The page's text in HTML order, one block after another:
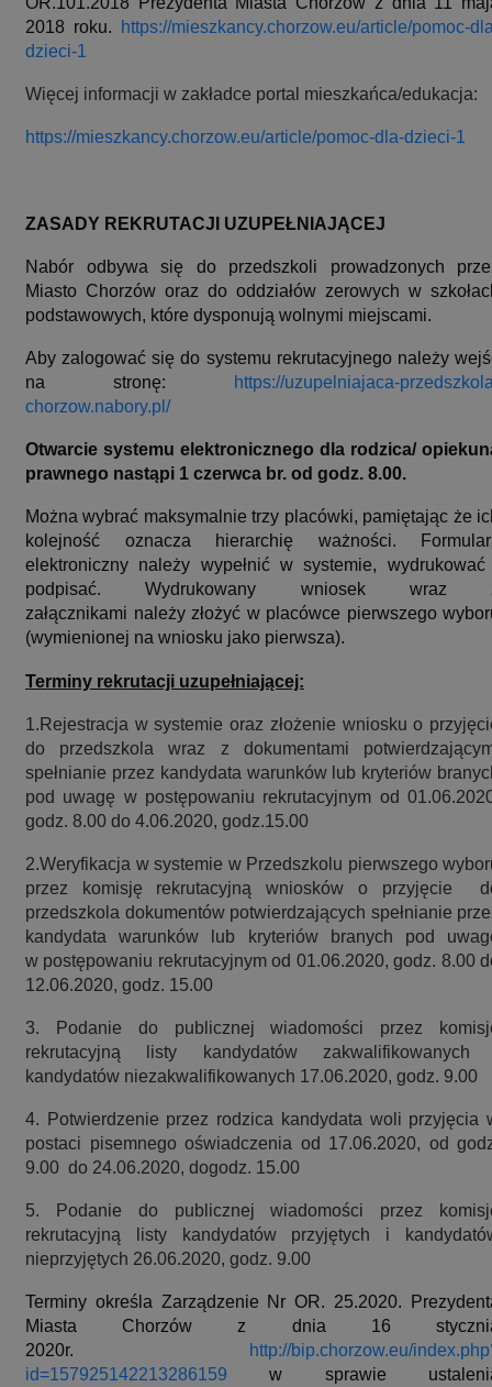
2018 roku.
https://mieszkancy.chorzow.eu/article/pomoc-
dzieci-1
Więcej informacji w zakładce portal mieszkańca/edukacja:
https://mieszkancy.chorzow.eu/article/pomoc-dla-dzieci-1
ZASADY REKRUTACJI UZUPEŁNIAJĄCEJ
Nabór odbywa się do przedszkoli prowadzonych
Miasto Chorzów oraz do oddziałów zerowych w
podstawowych, które dysponują wolnymi miejscami.
Aby zalogować się do systemu rekrutacyjnego należy
na stronę:
https://uzupelniajaca-
chorzow.nabory.pl/
Otwarcie systemu elektronicznego dla rodzica/
prawnego nastąpi 1 czerwca br. od godz. 8.00.
Można wybrać maksymalnie trzy placówki, pamiętając że
kolejność oznacza hierarchię ważności.
elektroniczny należy wypełnić w systemie,
podpisać. Wydrukowany wniosek wraz
załącznikami należy złożyć w placówce pierwszego
(wymienionej na wniosku jako pierwsza).
Terminy rekrutacji uzupełniającej:
1.Rejestracja w systemie oraz złożenie wniosku o
do przedszkola wraz z dokumentami
spełnianie przez kandydata warunków lub kryteriów
pod uwagę w postępowaniu rekrutacyjnym od
godz. 8.00 do 4.06.2020, godz.15.00
2.Weryfikacja w systemie w Przedszkolu pierwszego
przez komisję rekrutacyjną wniosków o przyjęcie
przedszkola dokumentów potwierdzających spełnianie
kandydata warunków lub kryteriów branych pod
w postępowaniu rekrutacyjnym od 01.06.2020, godz. 8.00
12.06.2020, godz. 15.00
3. Podanie do publicznej wiadomości przez
rekrutacyjną listy kandydatów zakwalifikowanych
kandydatów niezakwalifikowanych 17.06.2020, godz. 9.00
4. Potwierdzenie przez rodzica kandydata woli przyjęcia
postaci pisemnego oświadczenia od 17.06.2020, od
9.00 do 24.06.2020, dogodz. 15.00
5. Podanie do publicznej wiadomości przez
rekrutacyjną listy kandydatów przyjętych i
nieprzyjętych 26.06.2020, godz. 9.00
Terminy określa Zarządzenie Nr OR. 25.2020.
Miasta Chorzów z dnia 16
2020r.
http://bip.chorzow.eu/
id=157925142213286159
w sprawie